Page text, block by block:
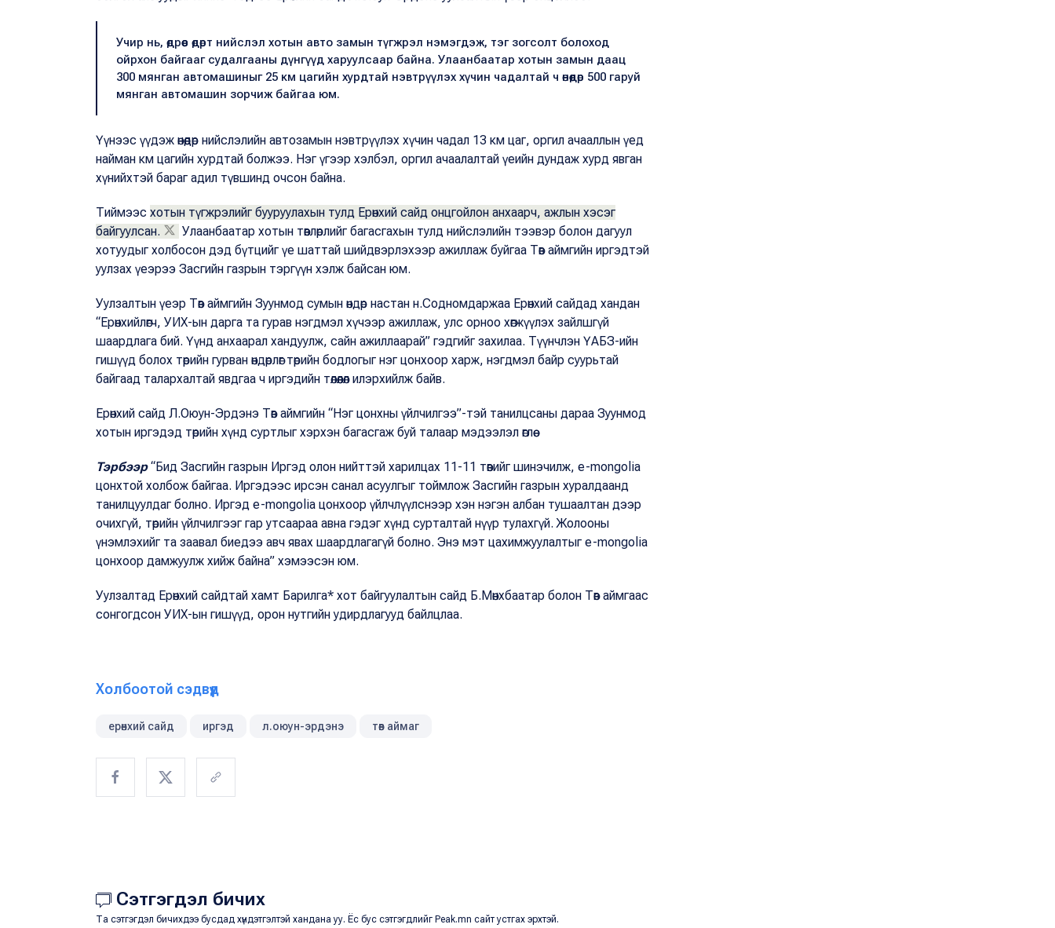
Учир нь, өдрөөс өдөрт нийслэл хотын авто замын түгжрэл нэмэгдэж, тэг зогсолт болоход
ойрхон байгааг судалгааны дүнгүүд харуулсаар байна. Улаанбаатар хотын замын даац
300 мянган автомашиныг 25 км цагийн хурдтай нэвтрүүлэх хүчин чадалтай ч өнөөдөр 500 гаруй
мянган автомашин зорчиж байгаа юм.
Үүнээс үүдэж өнөөдөр нийслэлийн автозамын нэвтрүүлэх хүчин чадал 13 км цаг, оргил ачааллын үед
найман км цагийн хурдтай болжээ. Нэг үгээр хэлбэл, оргил ачаалалтай үеийн дундаж хурд явган
хүнийхтэй бараг адил түвшинд очсон байна.
Тиймээс хотын түгжрэлийг бууруулахын тулд Ерөнхий сайд онцгойлон анхаарч, ажлын хэсэг
байгуулсан.
Улаанбаатар хотын төвлөрлийг багасгахын тулд нийслэлийн тээвэр болон дагуул
хотуудыг холбосон дэд бүтцийг үе шаттай шийдвэрлэхээр ажиллаж буйгаа Төв аймгийн иргэдтэй
уулзах үеэрээ Засгийн газрын тэргүүн хэлж байсан юм.
Уулзалтын үеэр Төв аймгийн Зуунмод сумын өндөр настан н.Содномдаржаа Ерөнхий сайдад хандан
“Ерөнхийлөгч, УИХ-ын дарга та гурав нэгдмэл хүчээр ажиллаж, улс орноо хөгжүүлэх зайлшгүй
шаардлага бий. Үүнд анхаарал хандуулж, сайн ажиллаарай” гэдгийг захилаа. Түүнчлэн ҮАБЗ-ийн
гишүүд болох төрийн гурван өндөрлөг төрийн бодлогыг нэг цонхоор харж, нэгдмэл байр суурьтай
байгаад талархалтай явдгаа ч иргэдийн төлөөлөл илэрхийлж байв.
Ерөнхий сайд Л.Оюун-Эрдэнэ Төв аймгийн “Нэг цонхны үйлчилгээ”-тэй танилцсаны дараа Зуунмод
хотын иргэдэд төрийн хүнд суртлыг хэрхэн багасгаж буй талаар мэдээлэл өглөө.
Тэрбээр“Бид Засгийн газрын Иргэд олон нийттэй харилцах 11-11 төвийг шинэчилж, e-mongolia
цонхтой холбож байгаа. Иргэдээс ирсэн санал асуулгыг тоймлож Засгийн газрын хуралдаанд
танилцуулдаг болно. Иргэд e-mongolia цонхоор үйлчлүүлснээр хэн нэгэн албан тушаалтан дээр
очихгүй, төрийн үйлчилгээг гар утсаараа авна гэдэг хүнд сурталтай нүүр тулахгүй. Жолооны
үнэмлэхийг та заавал биедээ авч явах шаардлагагүй болно. Энэ мэт цахимжуулалтыг e-mongolia
цонхоор дамжуулж хийж байна” хэмээсэн юм.
Уулзалтад Ерөнхий сайдтай хамт Барилга* хот байгуулалтын сайд Б.Мөнхбаатар болон Төв аймгаас
сонгогдсон УИХ-ын гишүүд, орон нутгийн удирдлагууд байлцлаа.
Холбоотой сэдвүүд
ерөнхий сайд иргэд л.оюун-эрдэнэ төв аймаг
Сэтгэгдэл бичих
Та сэтгэгдэл бичихдээ бусдад хүндэтгэлтэй хандана уу. Ёс бус сэтгэгдлийг Peak.mn сайт устгах эрхтэй.